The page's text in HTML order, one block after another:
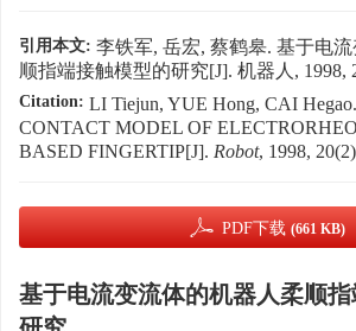
引用本文: 李铁军, 岳宏, 蔡鹤皋. 基于电
顺指端接触模型的研究[J]. 机器人, 1998,
Citation: LI Tiejun, YUE Hong, CAI
CONTACT MODEL OF
BASED FINGERTIP[J]. Robot, 1998,
PDF下载 (661 KB)
基于电流变流体的机器人柔顺